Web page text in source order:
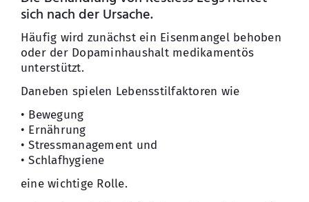
sich nach der Ursache.
Häufig wird zunächst ein Eisenmangel behoben
oder der Dopaminhaushalt medikamentös
unterstützt.
Daneben spielen Lebensstilfaktoren wie
• Bewegung
• Ernährung
• Stressmanagement und
• Schlafhygiene
eine wichtige Rolle.